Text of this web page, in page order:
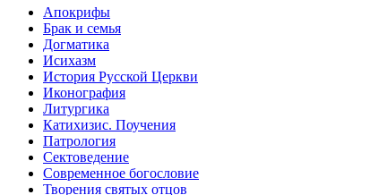
Апокрифы
Брак и семья
Догматика
Исихазм
История Русской Церкви
Иконография
Литургика
Катихизис. Поучения
Патрология
Сектоведение
Современное богословие
Творения святых отцов